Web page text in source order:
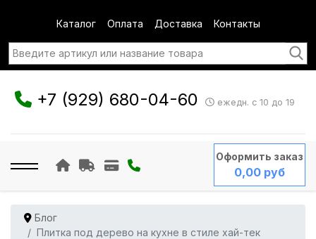
Каталог Оплата Доставка Контакты
+7 (929) 680-04-60 ежедн. с 10 до 19
Оформить заказ
0,00 руб
Блог
Плитка под дерево на кухне в стиле хай-тек